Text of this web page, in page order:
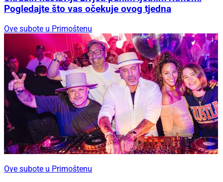
Pogledajte što vas očekuje ovog tjedna
Ove subote u Primoštenu
Ove subote u Primoštenu